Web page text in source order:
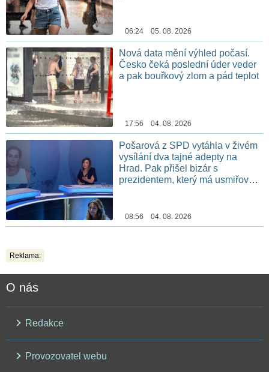
06:24 05. 08. 2026
Nová data mění výhled počasí.
Česko čeká poslední úder veder
a pak bouřkový zlom a pád teplot
17:56 04. 08. 2026
Pošarová z SPD vytáhla v živém
vysílání dva tajné adepty na
Hrad. Pak přišel bizár s
prezidentem, který má usmiřovat
08:56 04. 08. 2026
Reklama:
O nás
Redakce
Provozovatel webu